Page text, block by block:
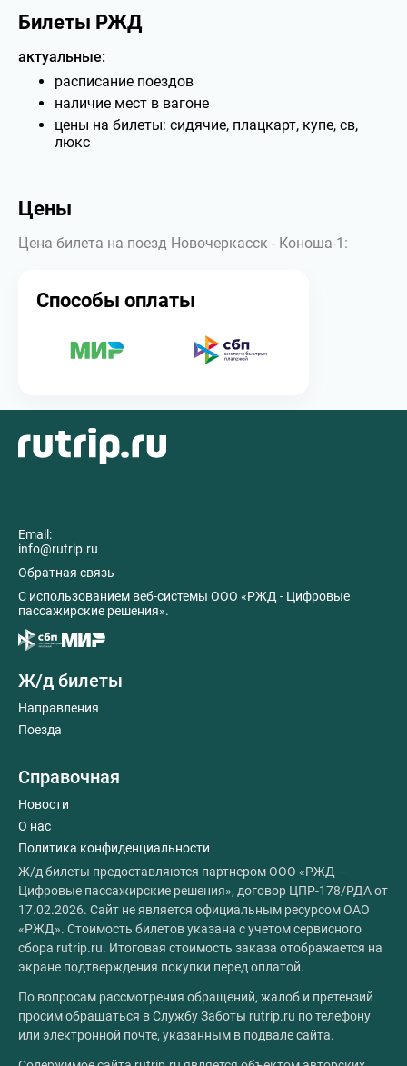
Билеты РЖД
актуальные:
расписание поездов
наличие мест в вагоне
цены на билеты: сидячие, плацкарт, купе, св,
люкс
Цены
Цена билета на поезд Новочеркасск - Коноша-1:
Способы оплаты
Email:
info@rutrip.ru
Обратная связь
C использованием веб-системы ООО «РЖД - Цифровые
пассажирские решения».
Ж/д билеты
Направления
Поезда
Справочная
Новости
О нас
Политика конфиденциальности
Ж/д билеты предоставляются партнером ООО «РЖД —
Цифровые пассажирские решения», договор ЦПР-178/РДА от
17.02.2026. Сайт не является официальным ресурсом ОАО
«РЖД». Стоимость билетов указана с учетом сервисного
сбора rutrip.ru. Итоговая стоимость заказа отображается на
экране подтверждения покупки перед оплатой.
По вопросам рассмотрения обращений, жалоб и претензий
просим обращаться в Службу Заботы rutrip.ru по телефону
или электронной почте, указанным в подвале сайта.